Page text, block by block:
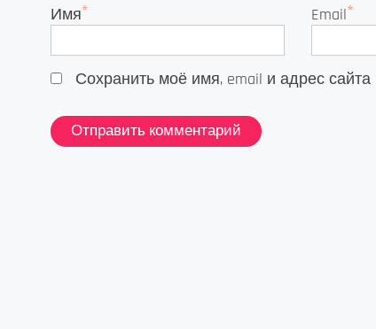
Имя* Email*
Сохранить моё имя, email и адрес